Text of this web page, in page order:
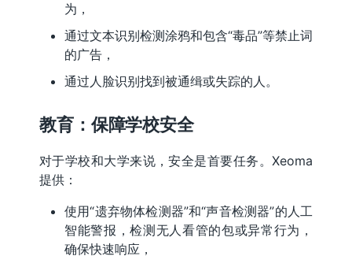
为，
通过文本识别检测涂鸦和包含“毒品”等禁止词
的广告，
通过人脸识别找到被通缉或失踪的人。
教育：保障学校安全
对于学校和大学来说，安全是首要任务。Xeoma
提供：
使用“遗弃物体检测器”和“声音检测器”的人工
智能警报，检测无人看管的包或异常行为，
确保快速响应，